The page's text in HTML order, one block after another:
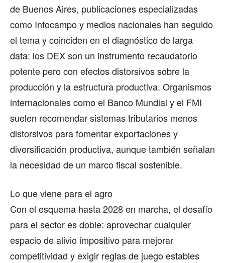
de Buenos Aires, publicaciones especializadas
como Infocampo y medios nacionales han seguido
el tema y coinciden en el diagnóstico de larga
data: los DEX son un instrumento recaudatorio
potente pero con efectos distorsivos sobre la
producción y la estructura productiva. Organismos
internacionales como el Banco Mundial y el FMI
suelen recomendar sistemas tributarios menos
distorsivos para fomentar exportaciones y
diversificación productiva, aunque también señalan
la necesidad de un marco fiscal sostenible.
Lo que viene para el agro
Con el esquema hasta 2028 en marcha, el desafío
para el sector es doble: aprovechar cualquier
espacio de alivio impositivo para mejorar
competitividad y exigir reglas de juego estables